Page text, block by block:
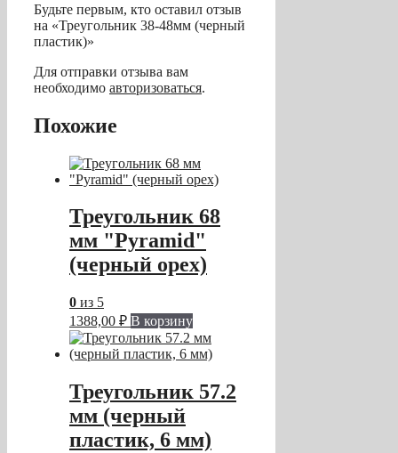
Будьте первым, кто оставил отзыв
на «Треугольник 38-48мм (черный
пластик)»
Для отправки отзыва вам
необходимо авторизоваться.
Похожие
Треугольник 68
мм "Pyramid"
(черный орех)
0 из 5
1388,00 ₽ В корзину
Треугольник 57.2
мм (черный
пластик, 6 мм)